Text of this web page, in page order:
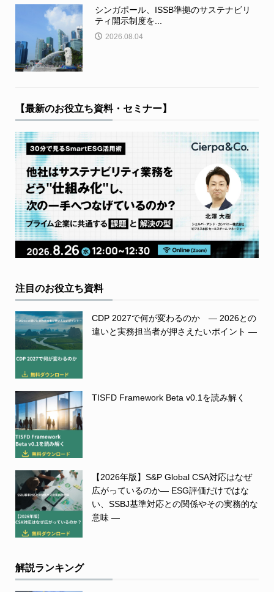
シンガポール、ISSB準拠のサステナビリ
ティ開示制度を...
2026.08.04
【最新のお役立ち資料・セミナー】
注目のお役立ち資料
CDP 2027で何が変わるのか ― 2026との
違いと実務担当者が押さえたいポイント ―
TISFD Framework Beta v0.1を読み解く
【2026年版】S&P Global CSA対応はなぜ
広がっているのか― ESG評価だけではな
い、SSBJ基準対応との関係やその実務的な
意味 ―
解説ランキング